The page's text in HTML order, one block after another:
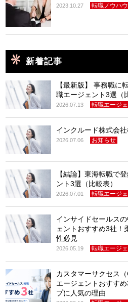
2023.10.27 転職ノウハウ
新着記事
【最新版】 事務職に
職エージェント3選（
2026.07.13 転職エージ
インクルード株式会
2026.07.06 お知らせ
【結論】東海転職で
ント3選（比較表）
2026.07.01 転職エージ
インサイドセールス
ェントおすすめ3社！
性必見
2026.05.19 転職エージ
カスタマーサクセス
エージェントおすす
プに人気の理由